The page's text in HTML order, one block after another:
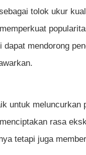
tolok ukur
mendorong
untuk
rasa
tetapi juga